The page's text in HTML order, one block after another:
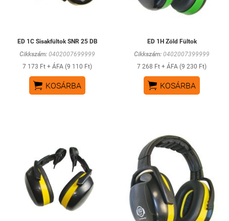
ED 1C Sisakfültok SNR 25 DB
Cikkszám: 0402007699999
7 173 Ft + ÁFA (9 110 Ft)
 KOSÁRBA
ED 1H Zöld Fültok
Cikkszám: 0402007399999
7 268 Ft + ÁFA (9 230 Ft)
 KOSÁRBA